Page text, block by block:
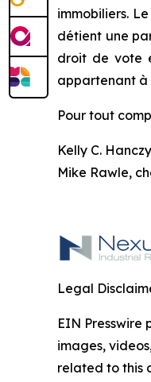
immobiliers.
détient une
droit de vote
appartenant à
Pour tout
Kelly C.
Mike Rawle,
Legal
EIN
images,
related to this